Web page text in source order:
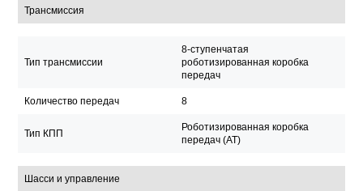
Трансмиссия
Тип трансмиссии
8-ступенчатая
роботизированная коробка
передач
Количество передач 8
Тип КПП
Роботизированная коробка
передач (АТ)
Шасси и управление